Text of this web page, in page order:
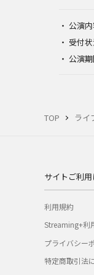
TOP ライ
公演
受付
公演
サイトご利
利用規約
Streaming+利
プライバシー
特定商取引法